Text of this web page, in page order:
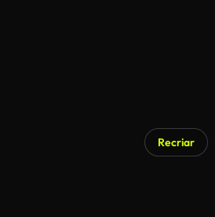
Recriar